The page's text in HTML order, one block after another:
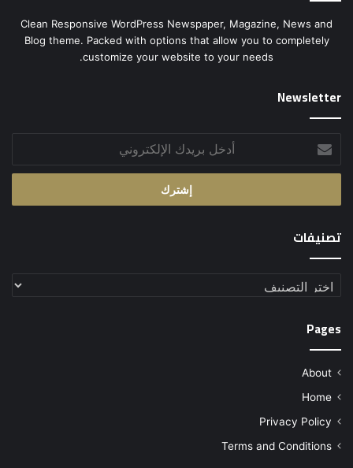
Clean Responsive WordPress Newspaper, Magazine, News and
Blog theme. Packed with options that allow you to completely
customize your website to your needs.
Newsletter
بريدك
الإلكتروني
تصنيفات
تصنيفات
Pages
About
Home
Privacy Policy
Terms and Conditions